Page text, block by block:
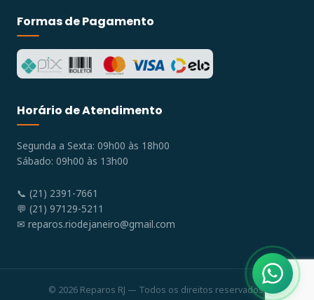
Formas de Pagamento
Horário de Atendimento
Segunda a Sexta: 09h00 às 18h00
Sábado: 09h00 às 13h00
📞 (21) 2391-7661
💬 (21) 97129-5211
✉ reparos.riodejaneiro@gmail.com
© 2026 Reparos RJ — Todos os direitos reservados.